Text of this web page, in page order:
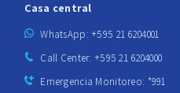
Casa central
WhatsApp: +595 21 6204001
Call Center: +595 21 6204000
Emergencia Monitoreo: *991